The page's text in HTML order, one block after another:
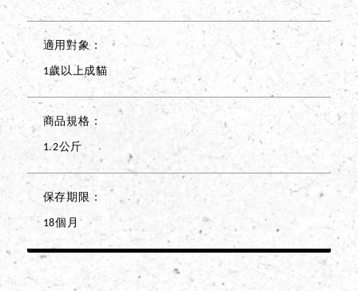
適用對象
1歲以上成貓
商品規格
1.2公斤
保存期限
18個月